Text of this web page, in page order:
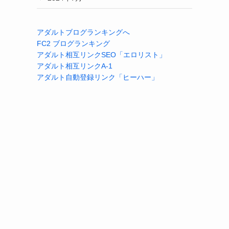
アダルトブログランキングへ
FC2 ブログランキング
アダルト相互リンクSEO「エロリスト」
アダルト相互リンクA-1
アダルト自動登録リンク「ヒーハー」